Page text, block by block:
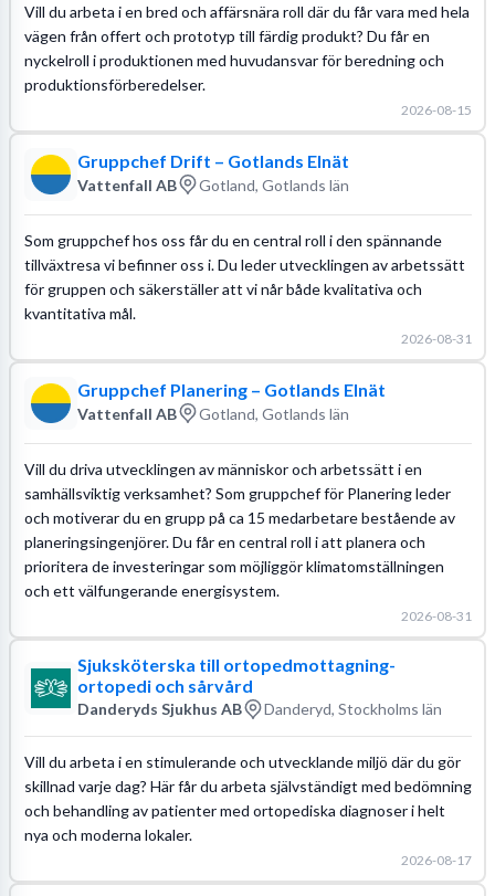
Vill du arbeta i en bred och affärsnära roll där du får vara med hela
vägen från offert och prototyp till färdig produkt? Du får en
nyckelroll i produktionen med huvudansvar för beredning och
produktionsförberedelser.
2026-08-15
Gruppchef Drift – Gotlands Elnät
Vattenfall AB Gotland, Gotlands län
Som gruppchef hos oss får du en central roll i den spännande
tillväxtresa vi befinner oss i. Du leder utvecklingen av arbetssätt
för gruppen och säkerställer att vi når både kvalitativa och
kvantitativa mål.
2026-08-31
Gruppchef Planering – Gotlands Elnät
Vattenfall AB Gotland, Gotlands län
Vill du driva utvecklingen av människor och arbetssätt i en
samhällsviktig verksamhet? Som gruppchef för Planering leder
och motiverar du en grupp på ca 15 medarbetare bestående av
planeringsingenjörer. Du får en central roll i att planera och
prioritera de investeringar som möjliggör klimatomställningen
och ett välfungerande energisystem.
2026-08-31
Sjuksköterska till ortopedmottagning-
ortopedi och sårvård
Danderyds Sjukhus AB Danderyd, Stockholms län
Vill du arbeta i en stimulerande och utvecklande miljö där du gör
skillnad varje dag? Här får du arbeta självständigt med bedömning
och behandling av patienter med ortopediska diagnoser i helt
nya och moderna lokaler.
2026-08-17